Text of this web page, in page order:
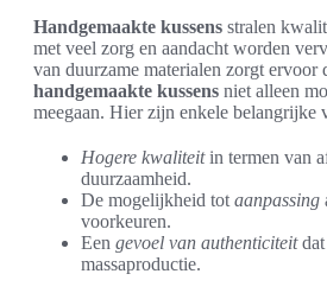
Handgemaakte kussens stralen
met veel zorg en aandacht worden
van duurzame materialen zorgt ervoor
handgemaakte kussens niet alleen
meegaan. Hier zijn enkele belangrijke
Hogere kwaliteitin termen van
duurzaamheid.
De mogelijkheid tot aanpassing
voorkeuren.
Een gevoel van authenticiteitdat
massaproductie.